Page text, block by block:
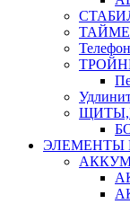
ЭЛЕМЕНТЫ